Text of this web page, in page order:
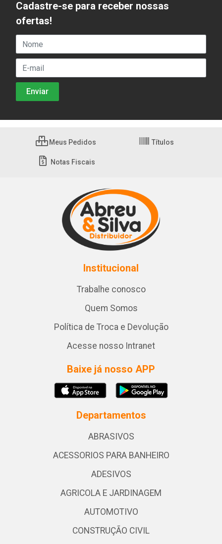
Cadastre-se para receber nossas
ofertas!
Meus Pedidos Títulos
Notas Fiscais
Institucional
Trabalhe conosco
Quem Somos
Política de Troca e Devolução
Acesse nosso Intranet
Baixe já nosso APP
Departamentos
ABRASIVOS
ACESSORIOS PARA BANHEIRO
ADESIVOS
AGRICOLA E JARDINAGEM
AUTOMOTIVO
CONSTRUÇÃO CIVIL